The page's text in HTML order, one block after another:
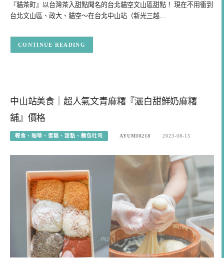
『貓茶町』以台灣茶入甜點聞名的台北貓空文山區甜點！ 現在不用衝到
台北文山區、政大、貓空～在台北中山站（新光三越…
CONTINUE READING
中山站美食｜超人氣文青麻糬『灑白甜鮮奶麻糬
舖』價格
輕食、咖啡、蛋糕、甜點、麵包吐司 AYUMI0218 2023-08-15